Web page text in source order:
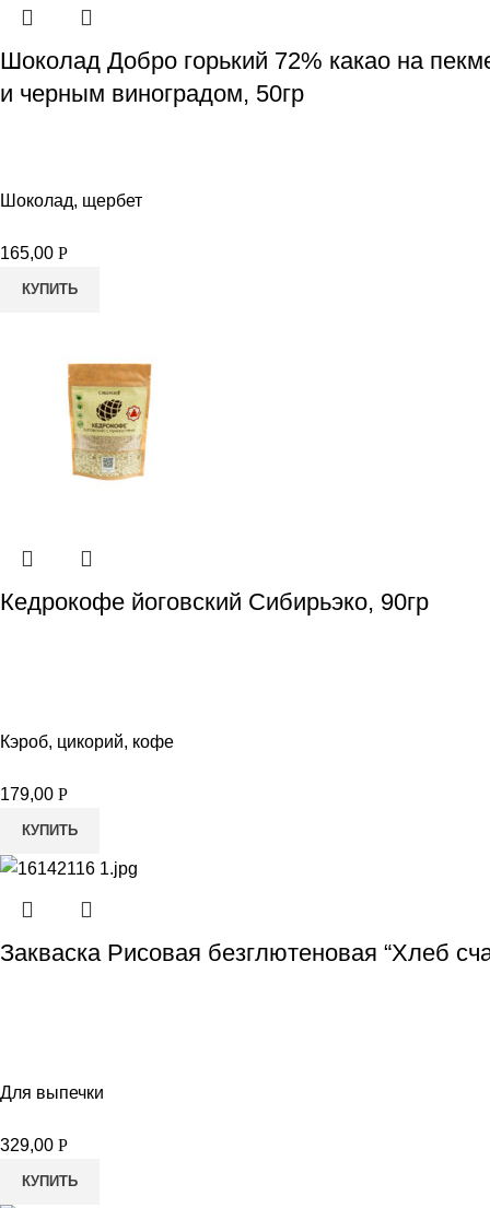
Шоколад Добро горький 72% какао на
и черным виноградом, 50гр
Шоколад, щербет
165,00 Р
КУПИТЬ
Кедрокофе йоговский Сибирьэко, 90гр
Кэроб, цикорий, кофе
179,00 Р
КУПИТЬ
Закваска Рисовая безглютеновая “Хлеб
Для выпечки
329,00 Р
КУПИТЬ